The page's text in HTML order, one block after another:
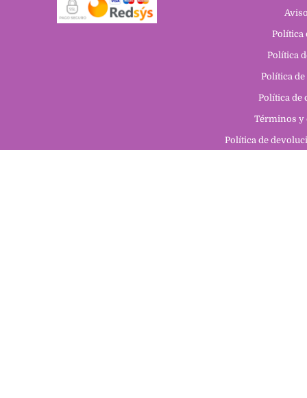
Política
Política
Política
Política de
Términos y
Política de